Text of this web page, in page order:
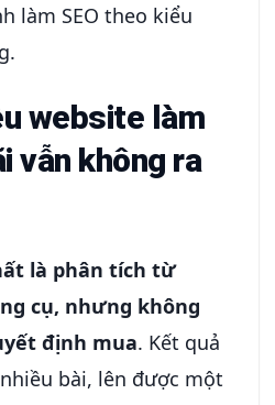
làm SEO theo kiểu
website làm
vẫn không ra
là phân tích từ
cụ, nhưng không
định mua. Kết quả
bài, lên được một